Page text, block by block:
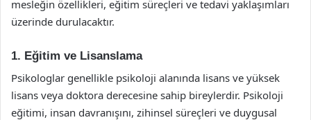
mesleğin özellikleri, eğitim süreçleri ve tedavi yaklaşımları
üzerinde durulacaktır.
1. Eğitim ve Lisanslama
Psikologlar genellikle psikoloji alanında lisans ve yüksek
lisans veya doktora derecesine sahip bireylerdir. Psikoloji
eğitimi, insan davranışını, zihinsel süreçleri ve duygusal